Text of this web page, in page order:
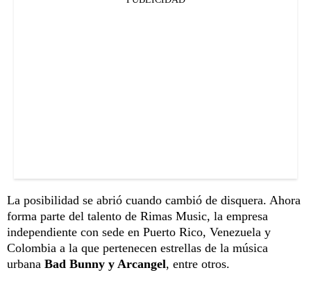
La posibilidad se abrió cuando cambió de disquera. Ahora
forma parte del talento de Rimas Music, la empresa
independiente con sede en Puerto Rico, Venezuela y
Colombia a la que pertenecen estrellas de la música
urbana Bad Bunny y Arcangel, entre otros.